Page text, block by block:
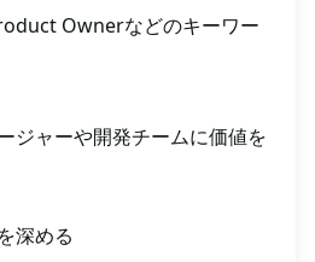
Ownerなどのキーワー
ジャーや開発チームに価値を
深める